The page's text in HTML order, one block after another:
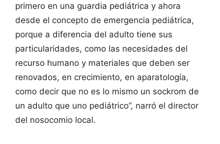
primero en una guardia pediátrica y ahora
desde el concepto de emergencia pediátrica,
porque a diferencia del adulto tiene sus
particularidades, como las necesidades del
recurso humano y materiales que deben ser
renovados, en crecimiento, en aparatología,
como decir que no es lo mismo un sockrom de
un adulto que uno pediátrico”, narró el director
del nosocomio local.